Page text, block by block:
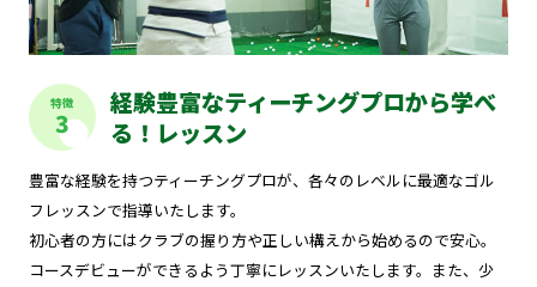
特徴
3
経験豊富なティーチングプロから学べ
る！レッスン
豊富な経験を持つティーチングプロが、各々のレベルに最適なゴル
フレッスンで指導いたします。
初心者の方にはクラブの握り方や正しい構えから始めるので安心。
コースデビューができるよう丁寧にレッスンいたします。また、少